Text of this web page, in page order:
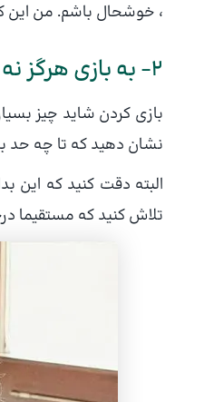
، خوشحال باشم. من این
۲- به بازی هرگز نه نگویید!
بازی کردن شاید چیز
نشان دهید که تا چه حد
البته دقت کنید که این
تلاش کنید که مستقیما